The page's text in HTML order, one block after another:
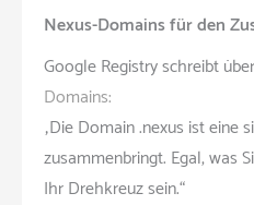
Nexus-Domains für den
Google Registry schreibt
Domains:
„Die Domain .nexus ist eine
zusammenbringt. Egal, was
Ihr Drehkreuz sein.“